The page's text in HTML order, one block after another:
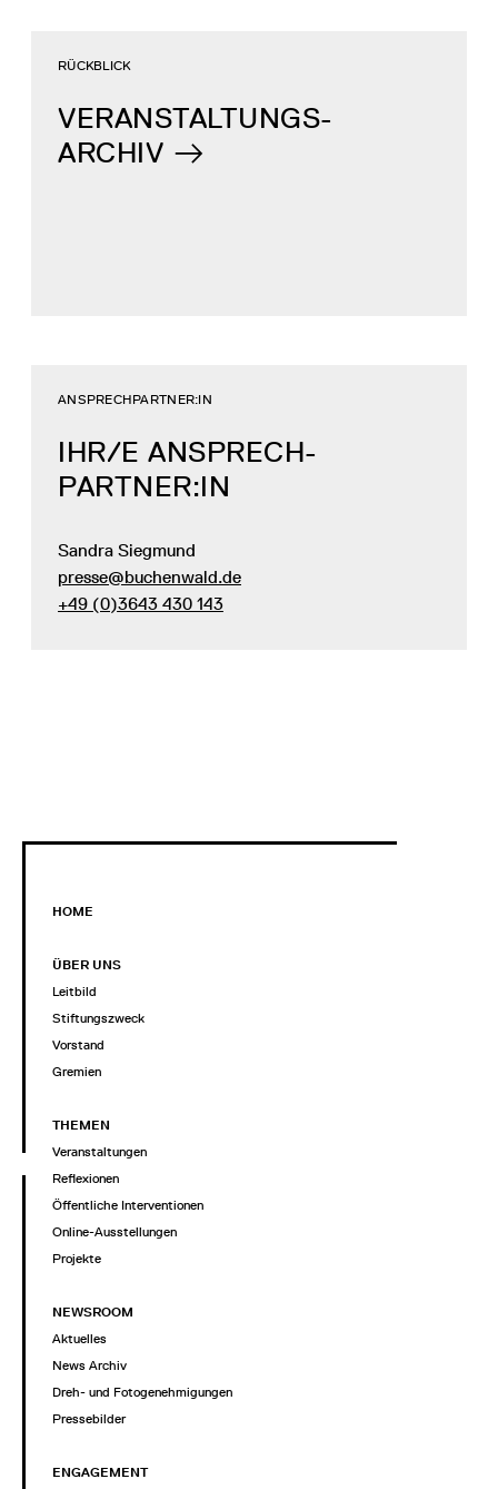
VERANSTALTUNGS-
ARCHIV
RÜCKBLICK
IHR/E ANSPRECH­
PARTNER:IN
ANSPRECHPARTNER:IN
Sandra Siegmund
presse@buchenwald.de
+49 (0)3643 430 143
HOME
ÜBER UNS
Leitbild
Stiftungszweck
Vorstand
Gremien
THEMEN
Veranstaltungen
Reflexionen
Öffentliche Interventionen
Online-Ausstellungen
Projekte
NEWSROOM
Aktuelles
News Archiv
Dreh- und Fotogenehmigungen
Pressebilder
ENGAGEMENT